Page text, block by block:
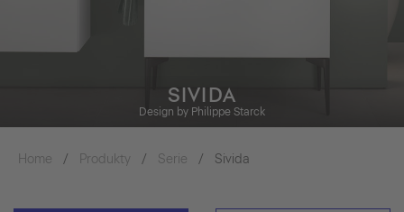
SIVIDA
Design by Philippe Starck
Home Produkty Serie Sivida